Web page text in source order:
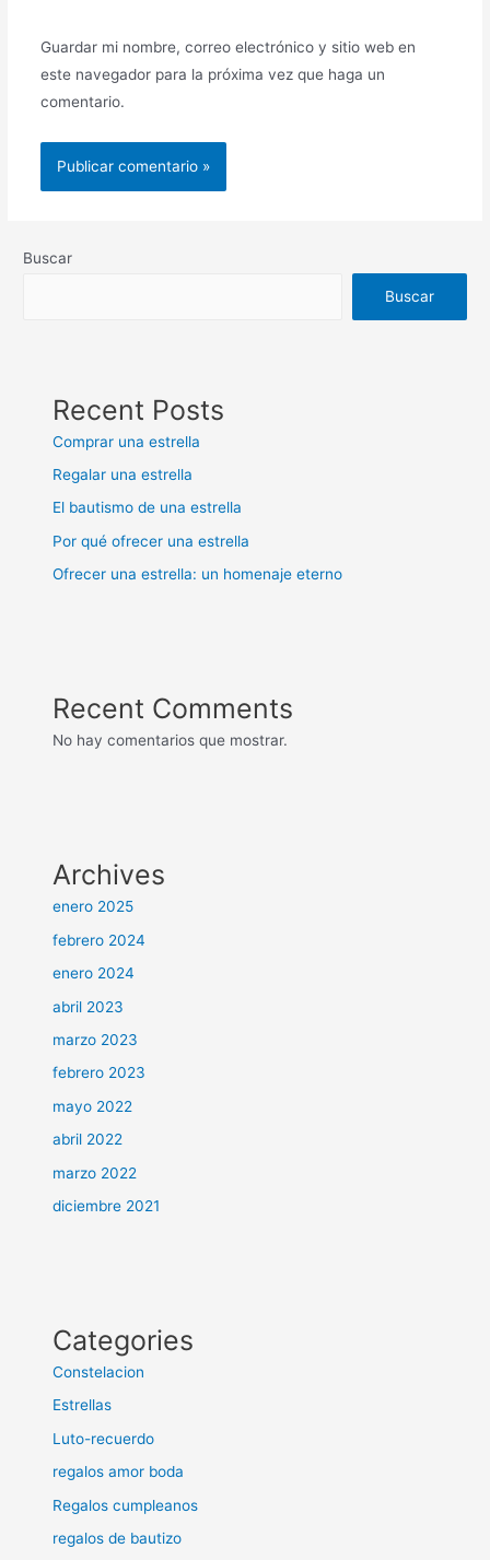
Guardar mi nombre, correo electrónico y sitio web en
este navegador para la próxima vez que haga un
comentario.
Buscar
Buscar
Recent Posts
Comprar una estrella
Regalar una estrella
El bautismo de una estrella
Por qué ofrecer una estrella
Ofrecer una estrella: un homenaje eterno
Recent Comments
No hay comentarios que mostrar.
Archives
enero 2025
febrero 2024
enero 2024
abril 2023
marzo 2023
febrero 2023
mayo 2022
abril 2022
marzo 2022
diciembre 2021
Categories
Constelacion
Estrellas
Luto-recuerdo
regalos amor boda
Regalos cumpleanos
regalos de bautizo